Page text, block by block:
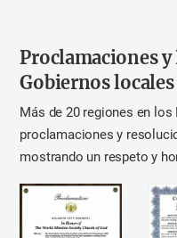
Proclamaciones
Gobiernos locales
Más de 20 regiones en
proclamaciones y
mostrando un respeto y